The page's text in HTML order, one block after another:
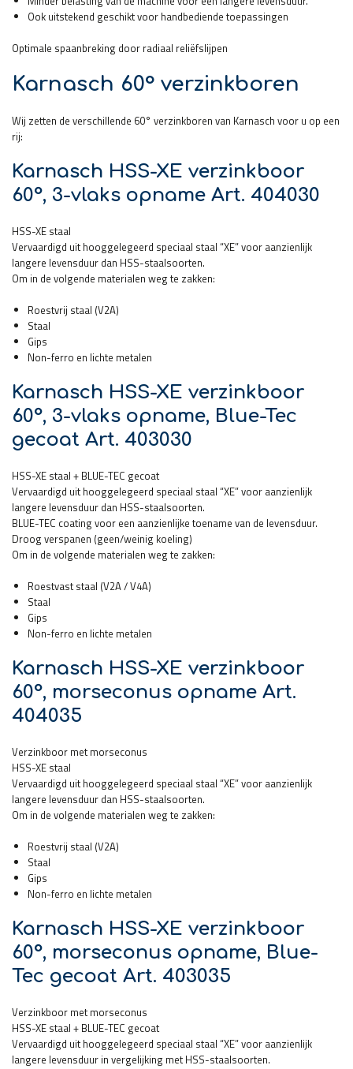
Ook uitstekend geschikt voor handbediende toepassingen
Optimale spaanbreking door radiaal reliëfslijpen
Karnasch 60° verzinkboren
Wij zetten de verschillende 60° verzinkboren van Karnasch voor u op een
rij:
Karnasch HSS-XE verzinkboor
60°, 3-vlaks opname Art. 404030
HSS-XE staal
Vervaardigd uit hooggelegeerd speciaal staal “XE” voor aanzienlijk
langere levensduur dan HSS-staalsoorten.
Om in de volgende materialen weg te zakken:
Roestvrij staal (V2A)
Staal
Gips
Non-ferro en lichte metalen
Karnasch HSS-XE verzinkboor
60°, 3-vlaks opname, Blue-Tec
gecoat Art. 403030
HSS-XE staal + BLUE-TEC gecoat
Vervaardigd uit hooggelegeerd speciaal staal “XE” voor aanzienlijk
langere levensduur dan HSS-staalsoorten.
BLUE-TEC coating voor een aanzienlijke toename van de levensduur.
Droog verspanen (geen/weinig koeling)
Om in de volgende materialen weg te zakken:
Roestvast staal (V2A / V4A)
Staal
Gips
Non-ferro en lichte metalen
Karnasch HSS-XE verzinkboor
60°, morseconus opname Art.
404035
Verzinkboor met morseconus
HSS-XE staal
Vervaardigd uit hooggelegeerd speciaal staal “XE” voor aanzienlijk
langere levensduur dan HSS-staalsoorten.
Om in de volgende materialen weg te zakken:
Roestvrij staal (V2A)
Staal
Gips
Non-ferro en lichte metalen
Karnasch HSS-XE verzinkboor
60°, morseconus opname, Blue-
Tec gecoat Art. 403035
Verzinkboor met morseconus
HSS-XE staal + BLUE-TEC gecoat
Vervaardigd uit hooggelegeerd speciaal staal “XE” voor aanzienlijk
langere levensduur in vergelijking met HSS-staalsoorten.